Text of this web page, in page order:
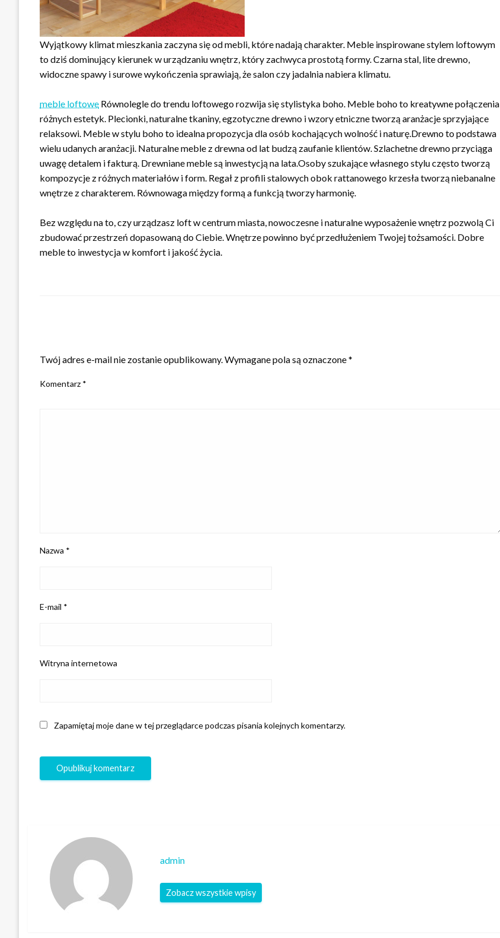
Wyjątkowy klimat mieszkania zaczyna się od mebli, które nadają charakter. Meble inspirowane stylem loftowym
to dziś dominujący kierunek w urządzaniu wnętrz, który zachwyca prostotą formy. Czarna stal, lite drewno,
widoczne spawy i surowe wykończenia sprawiają, że salon czy jadalnia nabiera klimatu.
meble loftowe Równolegle do trendu loftowego rozwija się stylistyka boho. Meble boho to kreatywne połączenia
różnych estetyk. Plecionki, naturalne tkaniny, egzotyczne drewno i wzory etniczne tworzą aranżacje sprzyjające
relaksowi. Meble w stylu boho to idealna propozycja dla osób kochających wolność i naturę.Drewno to podstawa
wielu udanych aranżacji. Naturalne meble z drewna od lat budzą zaufanie klientów. Szlachetne drewno przyciąga
uwagę detalem i fakturą. Drewniane meble są inwestycją na lata.Osoby szukające własnego stylu często tworzą
kompozycje z różnych materiałów i form. Regał z profili stalowych obok rattanowego krzesła tworzą niebanalne
wnętrze z charakterem. Równowaga między formą a funkcją tworzy harmonię.
Bez względu na to, czy urządzasz loft w centrum miasta, nowoczesne i naturalne wyposażenie wnętrz pozwolą Ci
zbudować przestrzeń dopasowaną do Ciebie. Wnętrze powinno być przedłużeniem Twojej tożsamości. Dobre
meble to inwestycja w komfort i jakość życia.
Twój adres e-mail nie zostanie opublikowany.Wymagane pola są oznaczone*
Komentarz *
Nazwa *
E-mail *
Witryna internetowa
Zapamiętaj moje dane w tej przeglądarce podczas pisania kolejnych komentarzy.
admin
Zobacz wszystkie wpisy